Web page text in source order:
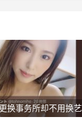
换事务所却不用换艺